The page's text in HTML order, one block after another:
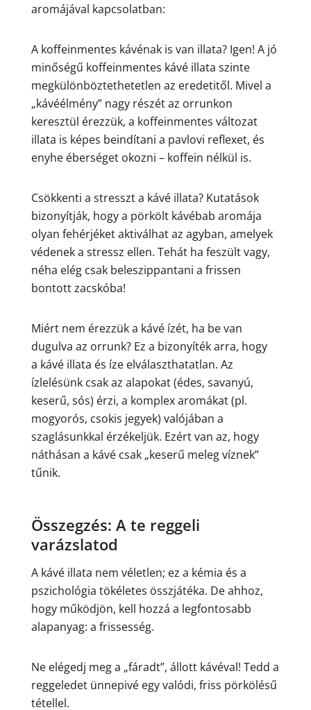
aromájával kapcsolatban:
A koffeinmentes kávénak is van illata? Igen! A jó
minőségű koffeinmentes kávé illata szinte
megkülönböztethetetlen az eredetitől. Mivel a
„kávéélmény” nagy részét az orrunkon
keresztül érezzük, a koffeinmentes változat
illata is képes beindítani a pavlovi reflexet, és
enyhe éberséget okozni – koffein nélkül is.
Csökkenti a stresszt a kávé illata? Kutatások
bizonyítják, hogy a pörkölt kávébab aromája
olyan fehérjéket aktiválhat az agyban, amelyek
védenek a stressz ellen. Tehát ha feszült vagy,
néha elég csak beleszippantani a frissen
bontott zacskóba!
Miért nem érezzük a kávé ízét, ha be van
dugulva az orrunk? Ez a bizonyíték arra, hogy
a kávé illata és íze elválaszthatatlan. Az
ízlelésünk csak az alapokat (édes, savanyú,
keserű, sós) érzi, a komplex aromákat (pl.
mogyorós, csokis jegyek) valójában a
szaglásunkkal érzékeljük. Ezért van az, hogy
náthásan a kávé csak „keserű meleg víznek”
tűnik.
Összegzés: A te reggeli
varázslatod
A kávé illata nem véletlen; ez a kémia és a
pszichológia tökéletes összjátéka. De ahhoz,
hogy működjön, kell hozzá a legfontosabb
alapanyag: a frissesség.
Ne elégedj meg a „fáradt”, állott kávéval! Tedd a
reggeledet ünnepivé egy valódi, friss pörkölésű
tétellel.